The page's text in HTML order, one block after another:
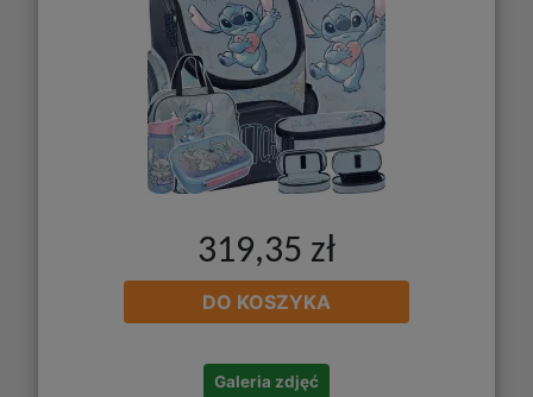
319,35 zł
DO KOSZYKA
Galeria zdjęć